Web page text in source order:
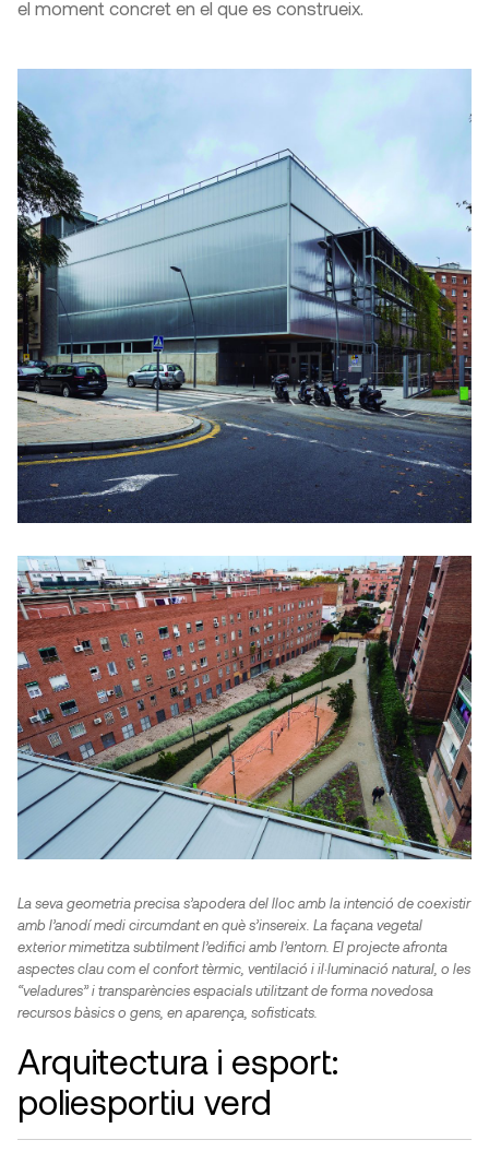
el moment concret en el que es construeix.
La seva geometria precisa s’apodera del lloc amb la intenció de coexistir
amb l’anodí medi circumdant en què s’insereix. La façana vegetal
exterior mimetitza subtilment l’edifici amb l’entorn. El projecte afronta
aspectes clau com el confort tèrmic, ventilació i il·luminació natural, o les
“veladures” i transparències espacials utilitzant de forma novedosa
recursos bàsics o gens, en aparença, sofisticats.
Arquitectura i esport:
poliesportiu verd